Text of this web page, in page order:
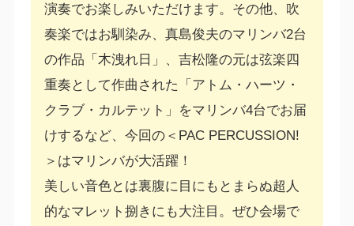
演奏でお楽しみいただけます。その他、吹
奏楽ではお馴染み、真島俊夫のマリンバ2台
の作品「木洩れ日」、吉松隆の元は弦楽四
重奏として作曲された「アトム・ハーツ・
クラブ・カルテット」をマリンバ4台でお届
けするなど、今回の＜PAC PERCUSSION!
＞はマリンバが大活躍！
美しい音色とは裏腹に目にもとまらぬ超人
的なマレット捌きにも大注目。ぜひ会場で